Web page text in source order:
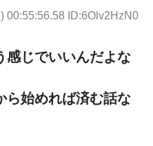
00:55:56.58 ID:6Olv2HzN0
感じでいいんだよな
ら始めれば済む話な